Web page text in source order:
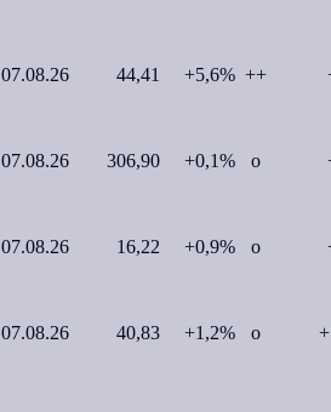
07.08.26 44,41 +5,6% ++
07.08.26 306,90 +0,1% o
07.08.26 16,22 +0,9% o
07.08.26 40,83 +1,2% o